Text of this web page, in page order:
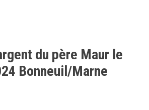
du père Maur le
Bonneuil/Marne